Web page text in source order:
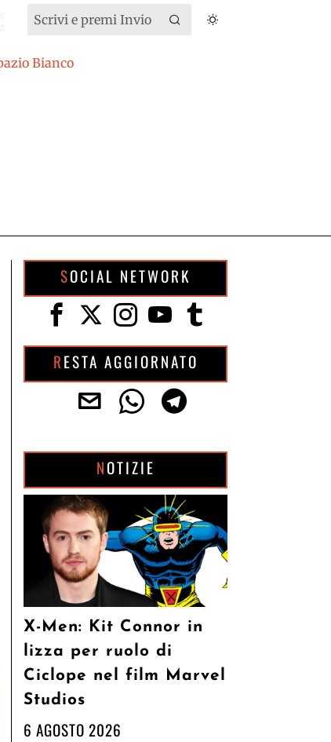
SOCIAL NETWORK
RESTA AGGIORNATO
NOTIZIE
X-Men: Kit Connor in
lizza per ruolo di
Ciclope nel film Marvel
Studios
6 AGOSTO 2026